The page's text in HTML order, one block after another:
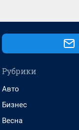
Рубрики
Авто
Бизнес
Весна